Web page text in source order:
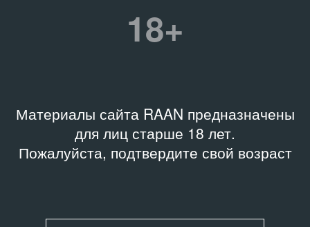
18+
Материалы сайта RAAN предназначены
для лиц старше 18 лет.
Пожалуйста, подтвердите свой возраст